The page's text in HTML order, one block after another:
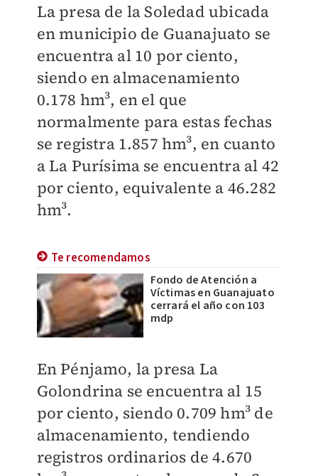
La presa de la Soledad ubicada
en municipio de Guanajuato se
encuentra al 10 por ciento,
siendo en almacenamiento
0.178 hm³, en el que
normalmente para estas fechas
se registra 1.857 hm³, en cuanto
a La Purísima se encuentra al 42
por ciento, equivalente a 46.282
hm³.
Te recomendamos
Fondo de Atención a
Víctimas en Guanajuato
cerrará el año con 103
mdp
En Pénjamo, la presa La
Golondrina se encuentra al 15
por ciento, siendo 0.709 hm³ de
almacenamiento, tendiendo
registros ordinarios de 4.670